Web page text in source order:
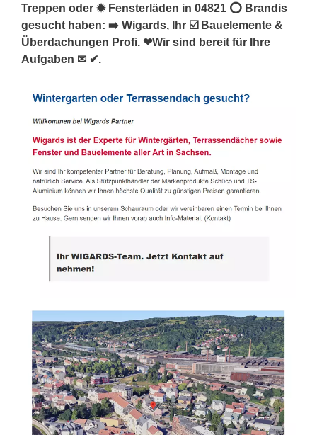
Treppen oder ✹ Fensterläden in 04821 ⭕ Brandis
gesucht haben: ➡️ Wigards, Ihr ☑️ Bauelemente &
Überdachungen Profi. ❤Wir sind bereit für Ihre
Aufgaben ✉ ✔.